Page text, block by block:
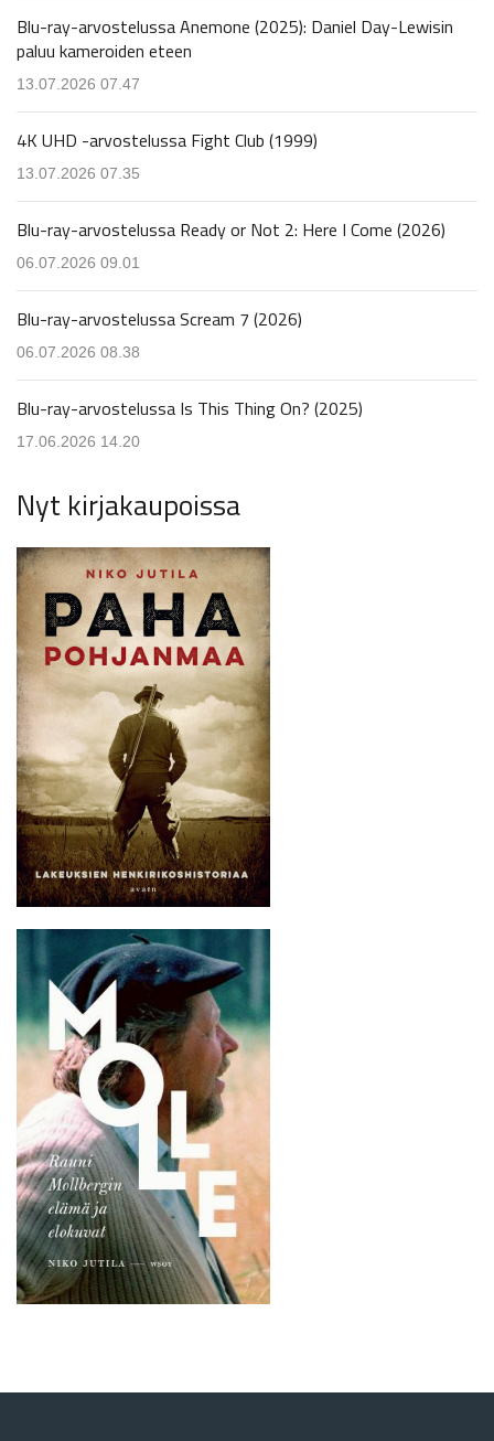
Blu-ray-arvostelussa Anemone (2025): Daniel Day-Lewisin
paluu kameroiden eteen
13.07.2026 07.47
4K UHD -arvostelussa Fight Club (1999)
13.07.2026 07.35
Blu-ray-arvostelussa Ready or Not 2: Here I Come (2026)
06.07.2026 09.01
Blu-ray-arvostelussa Scream 7 (2026)
06.07.2026 08.38
Blu-ray-arvostelussa Is This Thing On? (2025)
17.06.2026 14.20
Nyt kirjakaupoissa